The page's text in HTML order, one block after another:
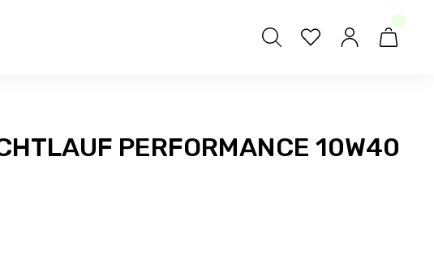
PERFORMANCE 10W40